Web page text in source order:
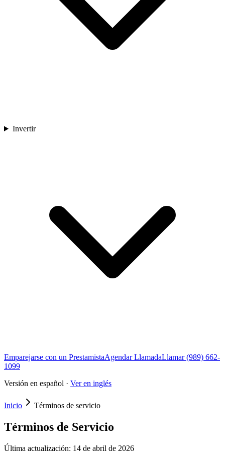
Invertir
Emparejarse con un PrestamistaAgendar LlamadaLlamar (989) 662-
1099
Versión en español · Ver en inglés
Inicio Términos de servicio
Términos de Servicio
Última actualización: 14 de abril de 2026